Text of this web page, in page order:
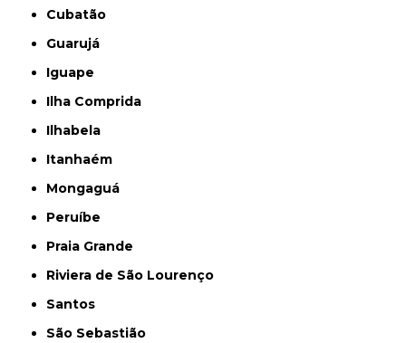
Cubatão
Guarujá
Iguape
Ilha Comprida
Ilhabela
Itanhaém
Mongaguá
Peruíbe
Praia Grande
Riviera de São Lourenço
Santos
São Sebastião